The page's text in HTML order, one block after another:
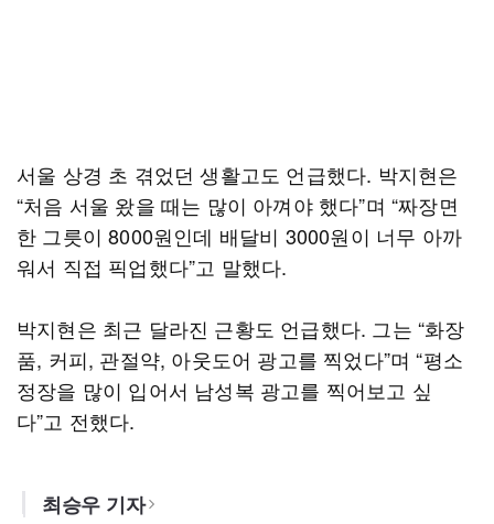
서울 상경 초 겪었던 생활고도 언급했다. 박지현은
“처음 서울 왔을 때는 많이 아껴야 했다”며 “짜장면
한 그릇이 8000원인데 배달비 3000원이 너무 아까
워서 직접 픽업했다”고 말했다.
박지현은 최근 달라진 근황도 언급했다. 그는 “화장
품, 커피, 관절약, 아웃도어 광고를 찍었다”며 “평소
정장을 많이 입어서 남성복 광고를 찍어보고 싶
다”고 전했다.
최승우 기자